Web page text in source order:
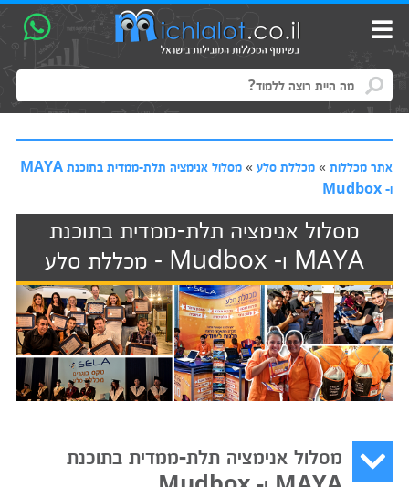
אתר מכללות» מכללת סלע»
מסלול אנימציה תלת-ממדית בתוכנת MAYA
ו- Mudbox
מסלול אנימציה תלת-ממדית בתוכנת
MAYA ו- Mudbox - מכללת סלע
מסלול אנימציה תלת-ממדית בתוכנת